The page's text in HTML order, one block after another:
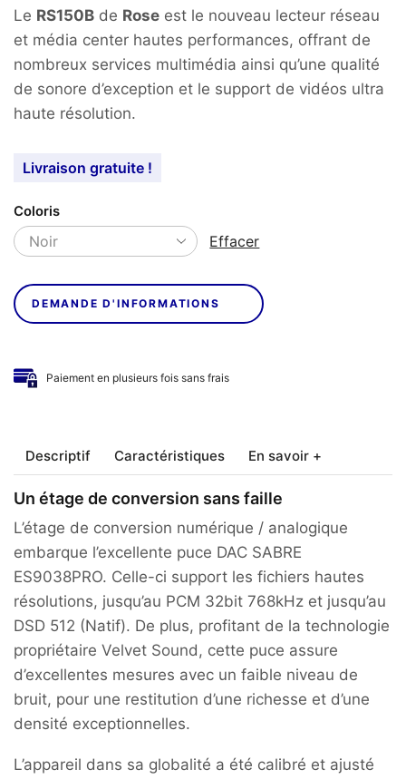
Le RS150B de Rose est le nouveau lecteur réseau
et média center hautes performances, offrant de
nombreux services multimédia ainsi qu’une qualité
de sonore d’exception et le support de vidéos ultra
haute résolution.
Livraison gratuite !
Coloris
Effacer
DEMANDE D'INFORMATIONS
Paiement en plusieurs fois sans frais
Descriptif Caractéristiques En savoir +
Un étage de conversion sans faille
L’étage de conversion numérique / analogique
embarque l’excellente puce DAC SABRE
ES9038PRO. Celle-ci support les fichiers hautes
résolutions, jusqu’au PCM 32bit 768kHz et jusqu’au
DSD 512 (Natif). De plus, profitant de la technologie
propriétaire Velvet Sound, cette puce assure
d’excellentes mesures avec un faible niveau de
bruit, pour une restitution d’une richesse et d’une
densité exceptionnelles.
L’appareil dans sa globalité a été calibré et ajusté